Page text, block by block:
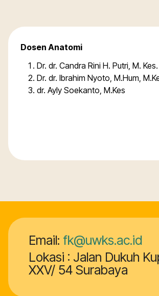
Dosen Anatomi
Dr. dr. Candra Rini H. Putri, M. Kes.
Dr. dr. Ibrahim Nyoto, M.Hum,
dr. Ayly Soekanto, M.Kes
Email: fk@uwks.ac.id
Lokasi : Jalan Dukuh
XXV/ 54 Surabaya